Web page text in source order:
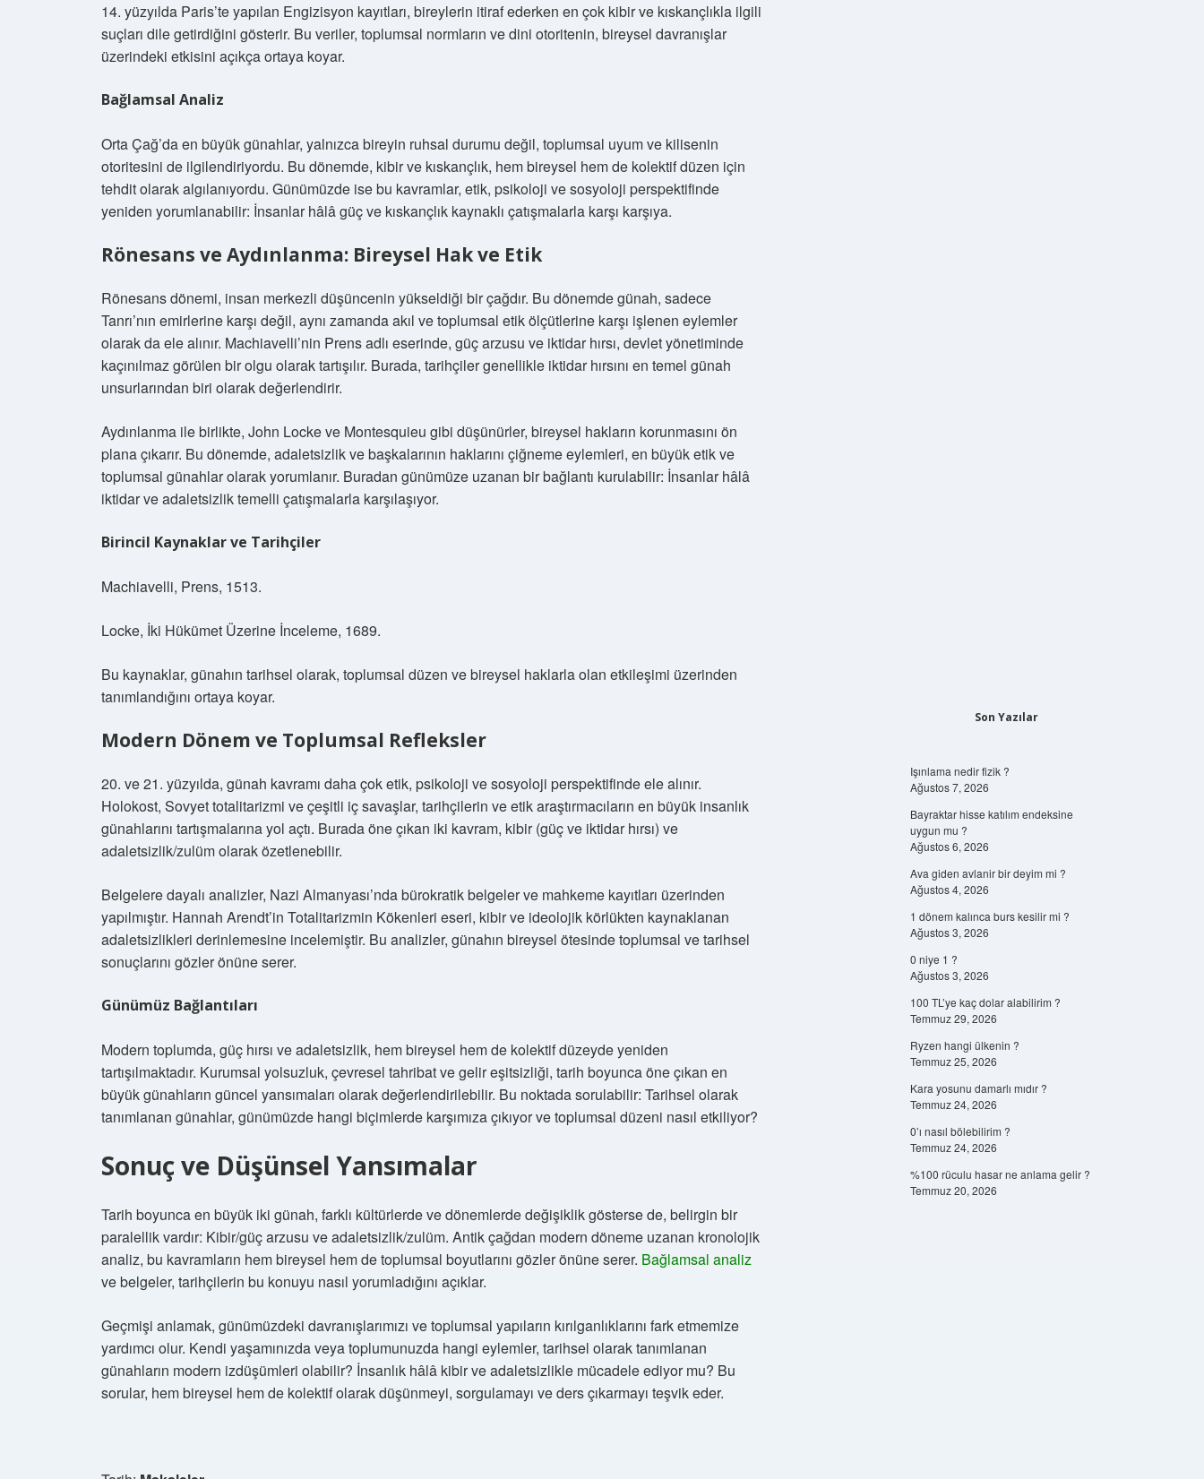
14. yüzyılda Paris’te yapılan Engizisyon kayıtları, bireylerin itiraf ederken en çok kibir ve kıskançlıkla ilgili
suçları dile getirdiğini gösterir. Bu veriler, toplumsal normların ve dini otoritenin, bireysel davranışlar
üzerindeki etkisini açıkça ortaya koyar.
Bağlamsal Analiz
Orta Çağ’da en büyük günahlar, yalnızca bireyin ruhsal durumu değil, toplumsal uyum ve kilisenin
otoritesini de ilgilendiriyordu. Bu dönemde, kibir ve kıskançlık, hem bireysel hem de kolektif düzen için
tehdit olarak algılanıyordu. Günümüzde ise bu kavramlar, etik, psikoloji ve sosyoloji perspektifinde
yeniden yorumlanabilir: İnsanlar hâlâ güç ve kıskançlık kaynaklı çatışmalarla karşı karşıya.
Rönesans ve Aydınlanma: Bireysel Hak ve Etik
Rönesans dönemi, insan merkezli düşüncenin yükseldiği bir çağdır. Bu dönemde günah, sadece
Tanrı’nın emirlerine karşı değil, aynı zamanda akıl ve toplumsal etik ölçütlerine karşı işlenen eylemler
olarak da ele alınır. Machiavelli’nin Prens adlı eserinde, güç arzusu ve iktidar hırsı, devlet yönetiminde
kaçınılmaz görülen bir olgu olarak tartışılır. Burada, tarihçiler genellikle iktidar hırsını en temel günah
unsurlarından biri olarak değerlendirir.
Aydınlanma ile birlikte, John Locke ve Montesquieu gibi düşünürler, bireysel hakların korunmasını ön
plana çıkarır. Bu dönemde, adaletsizlik ve başkalarının haklarını çiğneme eylemleri, en büyük etik ve
toplumsal günahlar olarak yorumlanır. Buradan günümüze uzanan bir bağlantı kurulabilir: İnsanlar hâlâ
iktidar ve adaletsizlik temelli çatışmalarla karşılaşıyor.
Birincil Kaynaklar ve Tarihçiler
Machiavelli, Prens, 1513.
Locke, İki Hükümet Üzerine İnceleme, 1689.
Bu kaynaklar, günahın tarihsel olarak, toplumsal düzen ve bireysel haklarla olan etkileşimi üzerinden
tanımlandığını ortaya koyar.
Modern Dönem ve Toplumsal Refleksler
20. ve 21. yüzyılda, günah kavramı daha çok etik, psikoloji ve sosyoloji perspektifinde ele alınır.
Holokost, Sovyet totalitarizmi ve çeşitli iç savaşlar, tarihçilerin ve etik araştırmacıların en büyük insanlık
günahlarını tartışmalarına yol açtı. Burada öne çıkan iki kavram, kibir (güç ve iktidar hırsı) ve
adaletsizlik/zulüm olarak özetlenebilir.
Belgelere dayalı analizler, Nazi Almanyası’nda bürokratik belgeler ve mahkeme kayıtları üzerinden
yapılmıştır. Hannah Arendt’in Totalitarizmin Kökenleri eseri, kibir ve ideolojik körlükten kaynaklanan
adaletsizlikleri derinlemesine incelemiştir. Bu analizler, günahın bireysel ötesinde toplumsal ve tarihsel
sonuçlarını gözler önüne serer.
Günümüz Bağlantıları
Modern toplumda, güç hırsı ve adaletsizlik, hem bireysel hem de kolektif düzeyde yeniden
tartışılmaktadır. Kurumsal yolsuzluk, çevresel tahribat ve gelir eşitsizliği, tarih boyunca öne çıkan en
büyük günahların güncel yansımaları olarak değerlendirilebilir. Bu noktada sorulabilir: Tarihsel olarak
tanımlanan günahlar, günümüzde hangi biçimlerde karşımıza çıkıyor ve toplumsal düzeni nasıl etkiliyor?
Sonuç ve Düşünsel Yansımalar
Tarih boyunca en büyük iki günah, farklı kültürlerde ve dönemlerde değişiklik gösterse de, belirgin bir
paralellik vardır: Kibir/güç arzusu ve adaletsizlik/zulüm. Antik çağdan modern döneme uzanan kronolojik
analiz, bu kavramların hem bireysel hem de toplumsal boyutlarını gözler önüne serer. Bağlamsal analiz
ve belgeler, tarihçilerin bu konuyu nasıl yorumladığını açıklar.
Geçmişi anlamak, günümüzdeki davranışlarımızı ve toplumsal yapıların kırılganlıklarını fark etmemize
yardımcı olur. Kendi yaşamınızda veya toplumunuzda hangi eylemler, tarihsel olarak tanımlanan
günahların modern izdüşümleri olabilir? İnsanlık hâlâ kibir ve adaletsizlikle mücadele ediyor mu? Bu
sorular, hem bireysel hem de kolektif olarak düşünmeyi, sorgulamayı ve ders çıkarmayı teşvik eder.
Son Yazılar
Işınlama nedir fizik ?
Ağustos 7, 2026
Bayraktar hisse katılım endeksine
uygun mu ?
Ağustos 6, 2026
Ava giden avlanir bir deyim mi ?
Ağustos 4, 2026
1 dönem kalınca burs kesilir mi ?
Ağustos 3, 2026
0 niye 1 ?
Ağustos 3, 2026
100 TL’ye kaç dolar alabilirim ?
Temmuz 29, 2026
Ryzen hangi ülkenin ?
Temmuz 25, 2026
Kara yosunu damarlı mıdır ?
Temmuz 24, 2026
0’ı nasıl bölebilirim ?
Temmuz 24, 2026
%100 rüculu hasar ne anlama gelir ?
Temmuz 20, 2026